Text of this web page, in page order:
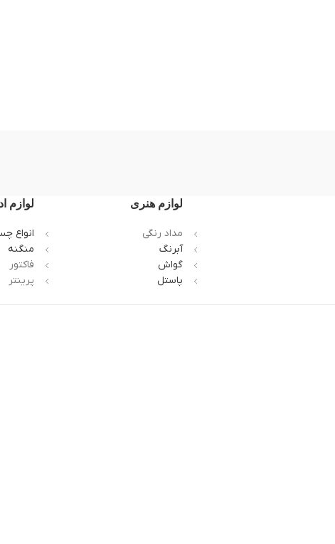
لوازم هنری
مداد رنگی
آبرنگ
گواش
پاستل
لوازم
انواع
منگنه
فاکتور
پرینتر